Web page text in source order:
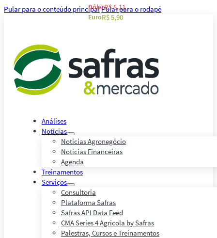
Pular para o conteúdo principalPular para o rodapé
Análises
Notícias
Notícias Agronegócio
Notícias Financeiras
Agenda
Treinamentos
Serviços
Consultoria
Plataforma Safras
Safras API Data Feed
CMA Series 4 Agrícola by Safras
Palestras, Cursos e Treinamentos
DólarR$ 5,11
EuroR$ 5,90